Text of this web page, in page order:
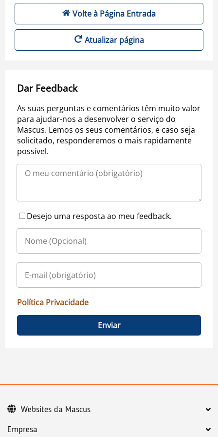
Volte à Página Entrada
Atualizar página
Dar Feedback
As suas perguntas e comentários têm muito valor
para ajudar-nos a desenvolver o serviço do
Mascus. Lemos os seus comentários, e caso seja
solicitado, responderemos o mais rapidamente
possível.
Desejo uma resposta ao meu feedback.
Política Privacidade
Enviar
Empresa
Websites da Mascus